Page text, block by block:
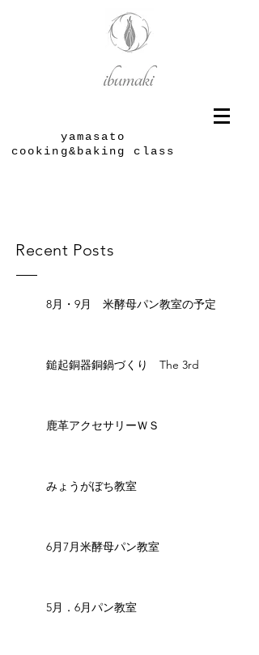
yamasato
cooking&baking class
Recent Posts
8月・9月 米酵母パン教室の予定
鎚起銅器銅鍋づくり The 3rd
鹿革アクセサリーＷＳ
みょうがぼち教室
6月7月米酵母パン教室
5月．6月パン教室